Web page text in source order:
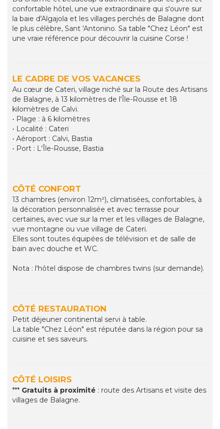
confortable hôtel, une vue extraordinaire qui s'ouvre sur
la baie d'Algajola et les villages perchés de Balagne dont
le plus célèbre, Sant 'Antonino. Sa table "Chez Léon" est
une vraie référence pour découvrir la cuisine Corse !
LE CADRE DE VOS VACANCES
Au cœur de Cateri, village niché sur la Route des Artisans
de Balagne, à 13 kilomètres de l'Île-Rousse et 18
kilomètres de Calvi.
• Plage : à 6 kilomètres
• Localité : Cateri
• Aéroport : Calvi, Bastia
• Port : L'Île-Rousse, Bastia
CÔTÉ CONFORT
13 chambres (environ 12m²), climatisées, confortables, à
la décoration personnalisée et avec terrasse pour
certaines, avec vue sur la mer et les villages de Balagne,
vue montagne ou vue village de Cateri.
Elles sont toutes équipées de télévision et de salle de
bain avec douche et WC.
Nota : l'hôtel dispose de chambres twins (sur demande).
CÔTÉ RESTAURATION
Petit déjeuner continental servi à table.
La table "Chez Léon" est réputée dans la région pour sa
cuisine et ses saveurs.
CÔTÉ LOISIRS
*** Gratuits à proximité : route des Artisans et visite des
villages de Balagne.